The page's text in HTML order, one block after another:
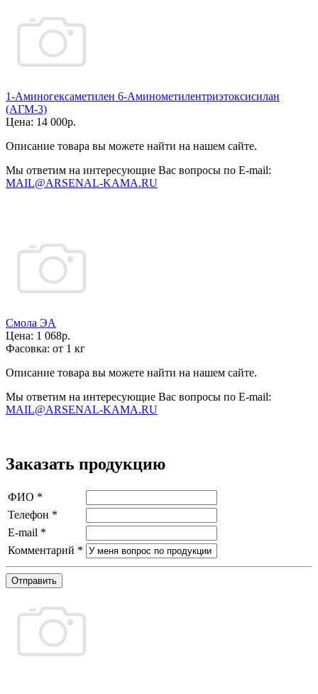
1-Аминогексаметилен 6-Аминометилентриэтоксисилан
(АГМ-3)
Цена: 14 000р.
Описание товара вы можете найти на нашем сайте.
Мы ответим на интересующие Вас вопросы по E-mail:
MAIL@ARSENAL-KAMA.RU
Смола ЭА
Цена: 1 068р.
Фасовка: от 1 кг
Описание товара вы можете найти на нашем сайте.
Мы ответим на интересующие Вас вопросы по E-mail:
MAIL@ARSENAL-KAMA.RU
Заказать продукцию
ФИО *
Телефон *
E-mail *
Комментарий *
Отправить